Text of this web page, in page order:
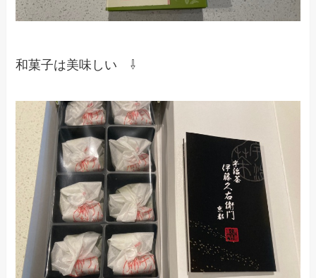
和菓子は美味しい ⇩